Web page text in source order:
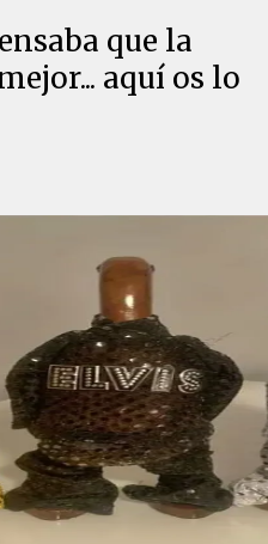
que la
aquí os lo